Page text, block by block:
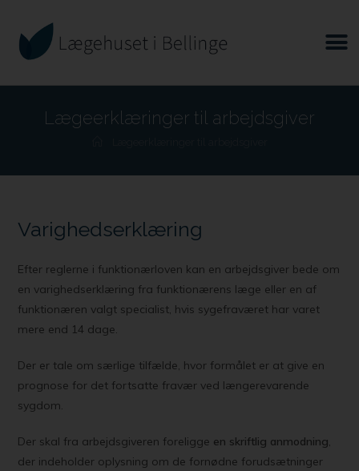
Lægeerklæringer til arbejdsgiver
Varighedserklæring
Efter reglerne i funktionærloven kan en arbejdsgiver bede om
en varighedserklæring fra funktionærens læge eller en af
funktionæren valgt specialist, hvis sygefraværet har varet
mere end 14 dage.
Der er tale om særlige tilfælde, hvor formålet er at give en
prognose for det fortsatte fravær ved længerevarende
sygdom.
Der skal fra arbejdsgiveren foreligge en skriftlig anmodning,
der indeholder oplysning om de fornødne forudsætninger